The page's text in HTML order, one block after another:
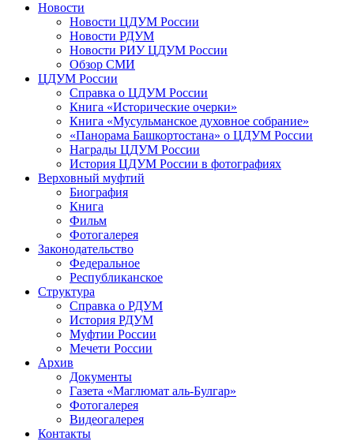
Новости
Новости ЦДУМ России
Новости РДУМ
Новости РИУ ЦДУМ России
Обзор СМИ
ЦДУМ России
Справка о ЦДУМ России
Книга «Исторические очерки»
Книга «Мусульманское духовное собрание»
«Панорама Башкортостана» о ЦДУМ России
Награды ЦДУМ России
История ЦДУМ России в фотографиях
Верховный муфтий
Биография
Книга
Фильм
Фотогалерея
Законодательство
Федеральное
Республиканское
Структура
Справка о РДУМ
История РДУМ
Муфтии России
Мечети России
Архив
Документы
Газета «Маглюмат аль-Булгар»
Фотогалерея
Видеогалерея
Контакты